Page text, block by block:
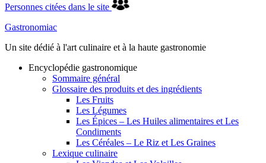
Personnes citées dans le site
Gastronomiac
Un site dédié à l'art culinaire et à la haute gastronomie
Encyclopédie gastronomique
Sommaire général
Glossaire des produits et des ingrédients
Les Fruits
Les Légumes
Les Épices – Les Huiles alimentaires et Les
Condiments
Les Céréales – Le Riz et Les Graines
Lexique culinaire